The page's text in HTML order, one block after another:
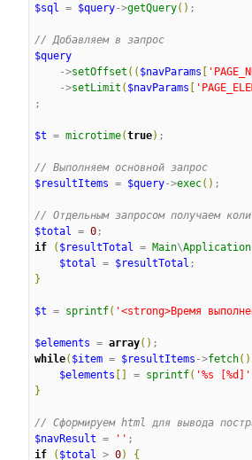
$sql = $query->getQuery( ) ;
// Добавляем в запрос
$query
    ->
setOffset ( ( $navParams [ '
    ->
setLimit ( $navParams [ '
;
$t = microtime(true) ;
// Выполняем основной запрос
$resultItems = $query->exec( ) ;
// Отдельным запросом получаем
$total = 0
if
( $resultTotal = Main\Application
$total = $resultTotal
}
$t = sprintf( '<strong>Время
$elements = array( )
while( $item = $resultItems ->fetch( )
$elements [ ] = sprintf( '%s [%d] '
}
// Сформируем html для вывода
$navResult = ' '
if
( $total > 0) {